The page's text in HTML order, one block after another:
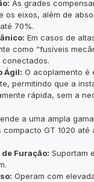
As grades
os eixos, além de
70%.
Em casos de
como “fusíveis
conectados.
Ágil: O acoplamento é
permitindo que a
rápida, sem a
a uma ampla
GT 1020 até
de Furação: Suportam
Operam com